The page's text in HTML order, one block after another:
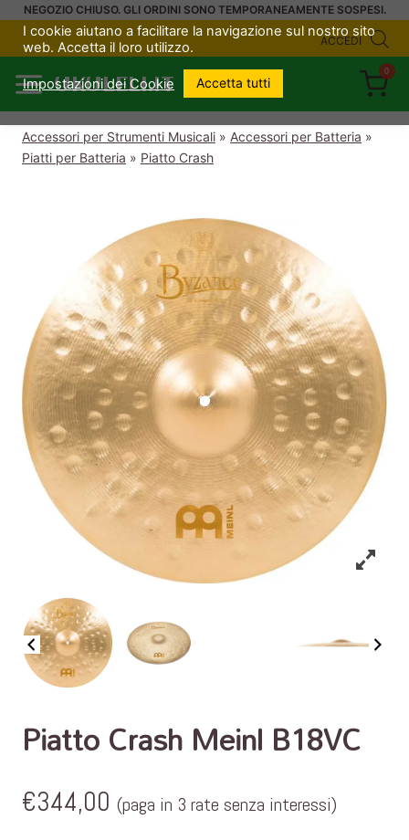
SaltaNEGOZIO CHIUSO. GLI ORDINI SONO TEMPORANEAMENTE SOSPESI.
ACCEDI
UKULELI.IT
0
Accessori per Strumenti Musicali » Accessori per Batteria »
Piatti per Batteria » Piatto Crash
Piatto Crash Meinl B18VC
€344,00 (paga in 3 rate senza interessi)
I cookie aiutano a facilitare la navigazione sul nostro sito
web. Accetta il loro utilizzo.
Impostazioni dei Cookie Accetta tutti